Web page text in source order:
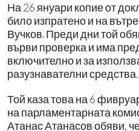
На 26 януари копие от
било изпратено и на
Вучков. Преди дни той
върви проверка и има
включително и за
разузнавателни средства.
Той каза това на 6
на парламентарната
Атанас Атанасов обяви,